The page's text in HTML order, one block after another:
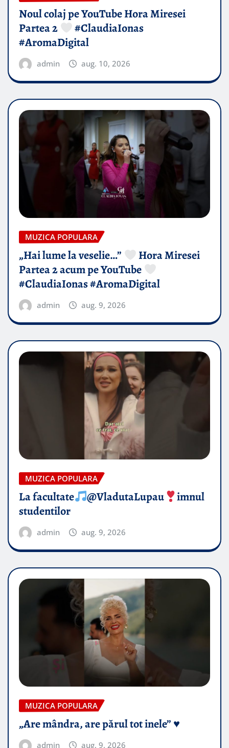
Noul colaj pe YouTube Hora Miresei
Partea 2
#ClaudiaIonas
#AromaDigital
admin aug. 10, 2026
MUZICA POPULARA
„Hai lume la veselie…”
Hora Miresei
Partea 2 acum pe YouTube
#ClaudiaIonas #AromaDigital
admin aug. 9, 2026
MUZICA POPULARA
La facultate @VladutaLupau
imnul
studentilor
admin aug. 9, 2026
MUZICA POPULARA
„Are mândra, are părul tot inele” ♥️
admin aug. 9, 2026